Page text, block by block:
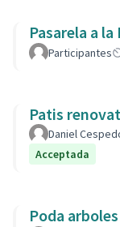
Pasarela a la
Participantes
Patis
Daniel
Acceptada
Poda